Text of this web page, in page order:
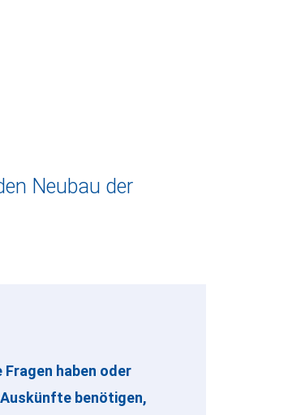
Neubau der
Fragen haben oder
benötigen,